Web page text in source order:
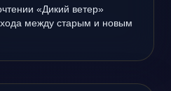
«Дикий ветер»
между старым и новым